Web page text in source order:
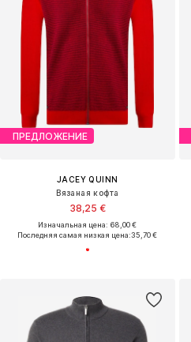
ПРЕДЛОЖЕНИЕ
JACEY QUINN
Вязаная кофта
38,25 €
Изначальная цена: 68,00 €
Последняя самая низкая цена:35,70 €